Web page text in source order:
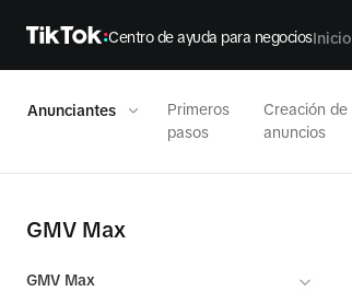
Centro de ayuda para negociosInicio
Anunciantes
Primeros
pasos
Creación de
anuncios
GMV Max
GMV Max